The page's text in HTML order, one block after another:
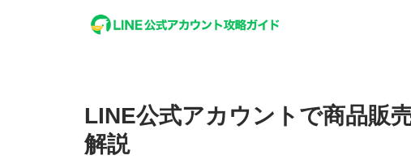
LINE公式アカウントで商品販
解説